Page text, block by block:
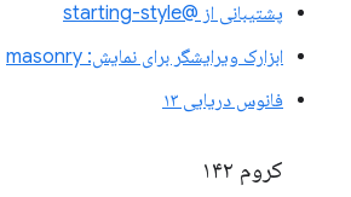
پشتیبانی از @starting-style
ابزارک ویرایشگر برای نمایش: masonry
فانوس دریایی ۱۳
کروم ۱۴۲